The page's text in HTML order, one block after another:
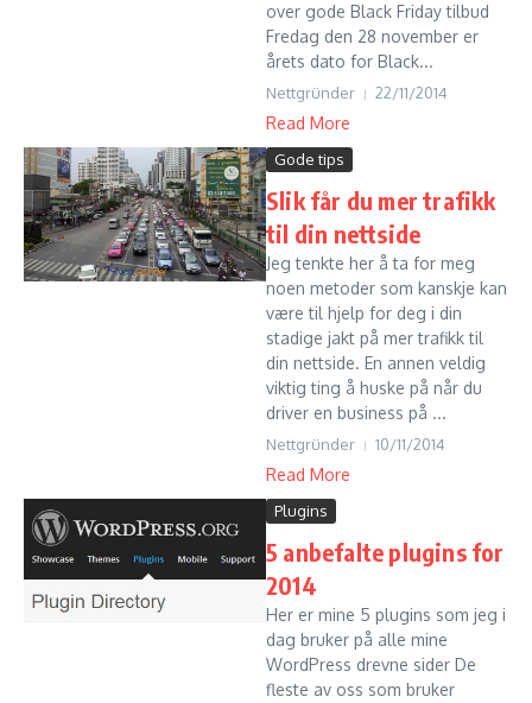
over gode Black Friday tilbud
Fredag den 28 november er
årets dato for Black...
Nettgründer 22/11/2014
Read More
Gode tips
Slik får du mer trafikk
til din nettside
Jeg tenkte her å ta for meg
noen metoder som kanskje kan
være til hjelp for deg i din
stadige jakt på mer trafikk til
din nettside. En annen veldig
viktig ting å huske på når du
driver en business på ...
Nettgründer 10/11/2014
Read More
Plugins
5 anbefalte plugins for
2014
Her er mine 5 plugins som jeg i
dag bruker på alle mine
WordPress drevne sider De
fleste av oss som bruker